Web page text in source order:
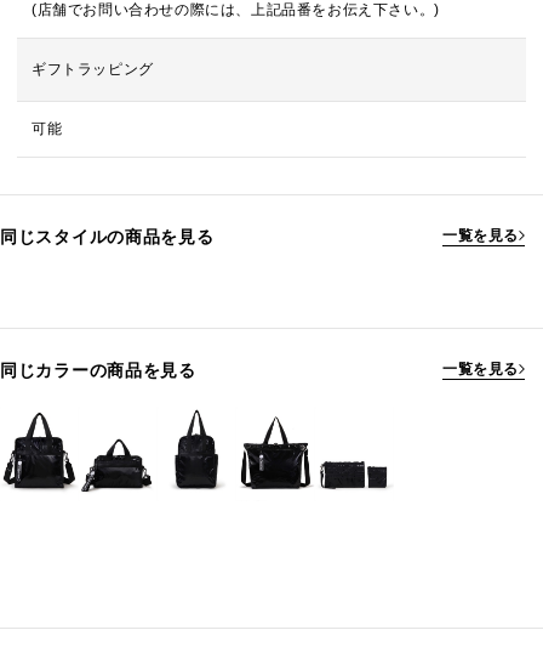
(店舗でお問い合わせの際には、上記品番をお伝え下さい。)
ギフトラッピング
可能
同じスタイルの商品を見る 一覧を見る
同じカラーの商品を見る 一覧を見る